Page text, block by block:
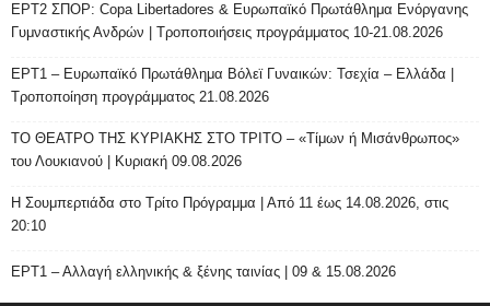
ΕΡΤ2 ΣΠΟΡ: Copa Libertadores & Ευρωπαϊκό Πρωτάθλημα Ενόργανης
Γυμναστικής Ανδρών | Τροποποιήσεις προγράμματος 10-21.08.2026
ΕΡΤ1 – Ευρωπαϊκό Πρωτάθλημα Βόλεϊ Γυναικών: Τσεχία – Ελλάδα |
Τροποποίηση προγράμματος 21.08.2026
ΤΟ ΘΕΑΤΡΟ ΤΗΣ ΚΥΡΙΑΚΗΣ ΣΤΟ ΤΡΙΤΟ – «Τίμων ή Μισάνθρωπος»
του Λουκιανού | Κυριακή 09.08.2026
H Σουμπερτιάδα στο Τρίτο Πρόγραμμα | Από 11 έως 14.08.2026, στις
20:10
ΕΡΤ1 – Αλλαγή ελληνικής & ξένης ταινίας | 09 & 15.08.2026